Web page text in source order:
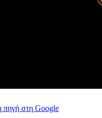
στη Google